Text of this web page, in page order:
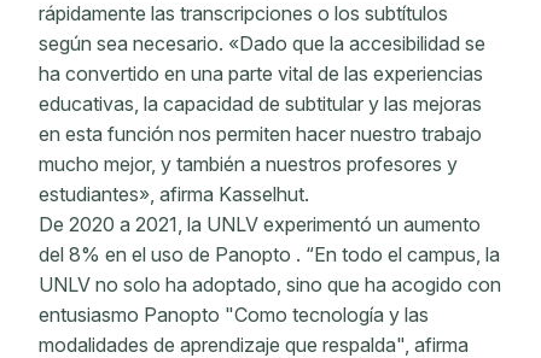
rápidamente las transcripciones o los subtítulos
según sea necesario. «Dado que la accesibilidad se
ha convertido en una parte vital de las experiencias
educativas, la capacidad de subtitular y las mejoras
en esta función nos permiten hacer nuestro trabajo
mucho mejor, y también a nuestros profesores y
estudiantes», afirma Kasselhut.
De 2020 a 2021, la UNLV experimentó un aumento
del 8% en el uso de Panopto . “En todo el campus, la
UNLV no solo ha adoptado, sino que ha acogido con
entusiasmo Panopto "Como tecnología y las
modalidades de aprendizaje que respalda", afirma